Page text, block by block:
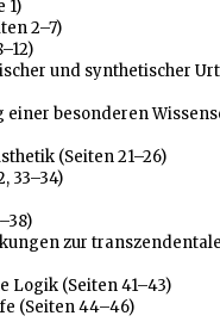
1)
2–7)
und synthetischer
besonderen
(Seiten 21–26)
33–34)
zur
Logik (Seiten 41–43)
(Seiten 44–46)